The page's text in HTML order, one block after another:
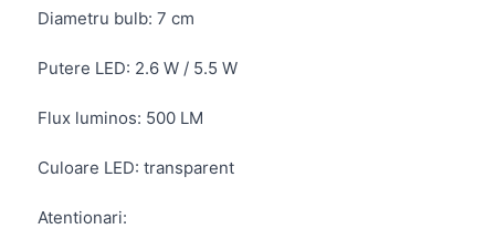
Diametru bulb: 7 cm
Putere LED: 2.6 W / 5.5 W
Flux luminos: 500 LM
Culoare LED: transparent
Atentionari: